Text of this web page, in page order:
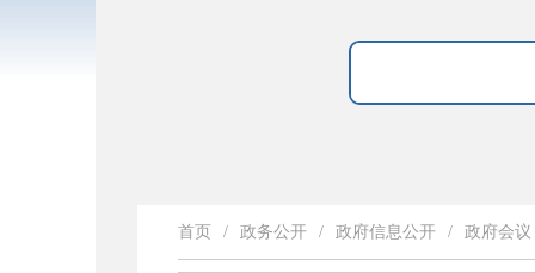
首页 / 政务公开 / 政府信息公开 / 政府会议